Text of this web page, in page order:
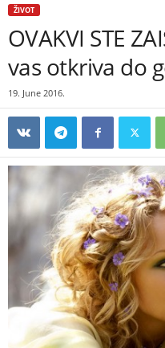
ŽIVOT
OVAKVI STE
vas otkriva do
19. June 2016.